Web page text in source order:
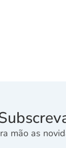
mão as